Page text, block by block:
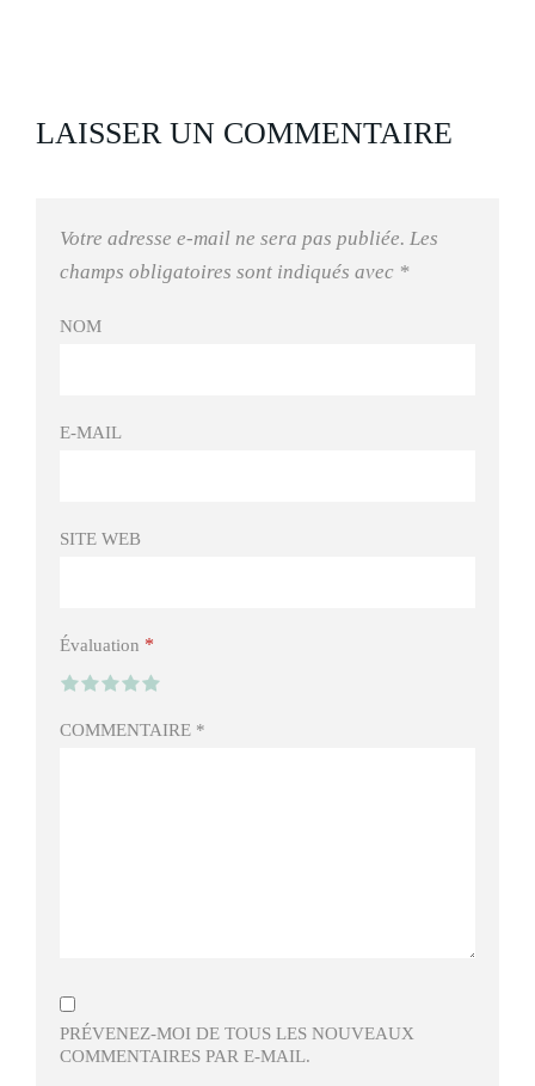
LAISSER UN COMMENTAIRE
Votre adresse e-mail ne sera pas publiée. Les
champs obligatoires sont indiqués avec *
NOM
E-MAIL
SITE WEB
Évaluation *
COMMENTAIRE *
PRÉVENEZ-MOI DE TOUS LES NOUVEAUX
COMMENTAIRES PAR E-MAIL.